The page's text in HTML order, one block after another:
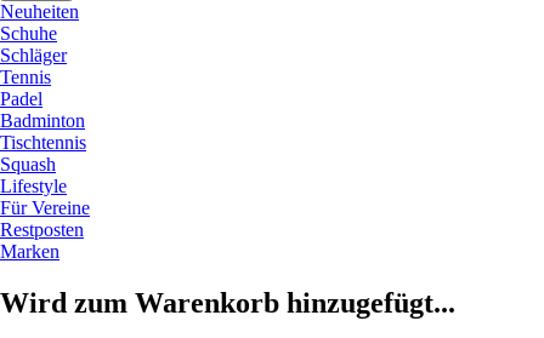
Neuheiten
Schuhe
Schläger
Tennis
Padel
Badminton
Tischtennis
Squash
Lifestyle
Für Vereine
Restposten
Marken
Wird zum Warenkorb hinzugefügt...